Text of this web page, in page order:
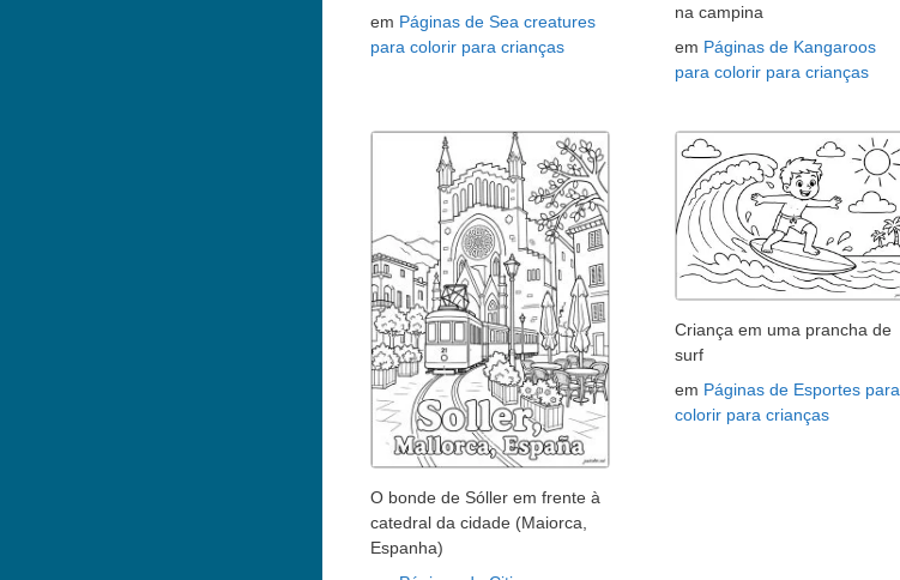
em Páginas de Sea creatures
para colorir para crianças
na campina
em Páginas de Kangaroos
para colorir para crianças
O bonde de Sóller em frente à
catedral da cidade (Maiorca,
Espanha)
Criança em uma prancha de
surf
em Páginas de Esportes para
colorir para crianças